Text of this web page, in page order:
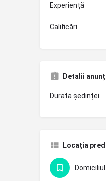
Experiență
Calificări
Detalii anunț
Durata ședinței
Locația